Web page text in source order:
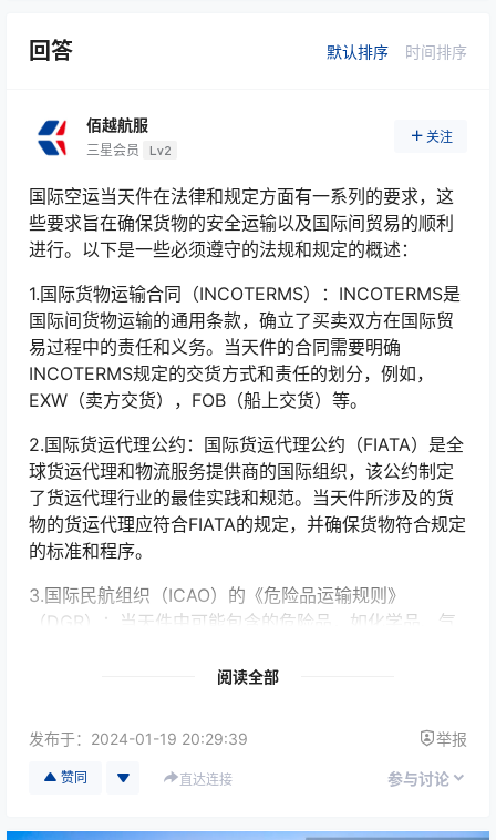
回答 默认排序 时间排序
佰越航服
三星会员 Lv2
关注
国际空运当天件在法律和规定方面有一系列的要求，这
些要求旨在确保货物的安全运输以及国际间贸易的顺利
进行。以下是一些必须遵守的法规和规定的概述：
1.国际货物运输合同（INCOTERMS）：INCOTERMS是
国际间货物运输的通用条款，确立了买卖双方在国际贸
易过程中的责任和义务。当天件的合同需要明确
INCOTERMS规定的交货方式和责任的划分，例如，
EXW（卖方交货），FOB（船上交货）等。
2.国际货运代理公约：国际货运代理公约（FIATA）是全
球货运代理和物流服务提供商的国际组织，该公约制定
了货运代理行业的最佳实践和规范。当天件所涉及的货
物的货运代理应符合FIATA的规定，并确保货物符合规定
的标准和程序。
3.国际民航组织（ICAO）的《危险品运输规则》
（DGR）：当天件中可能包含的危险品，如化学品、气
品在国际空运中的正确包装、标记和处理，以防止任何
4.国际海关法规：国际空运当天件需要遵守国际海关法
规，以确保货物能够顺利通关。这些法规规定了货物的
时，必须准确填写和提交相关文件，并遵守海关的检查
阅读全部
发布于： 2024-01-19 20:29:39 举报
赞同 直达连接 参与讨论